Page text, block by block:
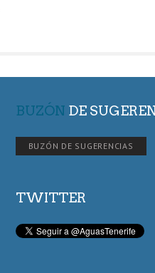
BUZÓN DE
BUZÓN DE SUGERENCIAS
TWITTER